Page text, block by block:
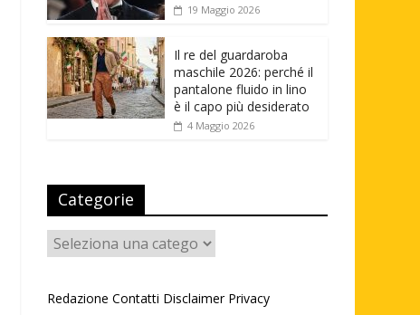
19 Maggio 2026
Il re del guardaroba
maschile 2026: perché il
pantalone fluido in lino
è il capo più desiderato
4 Maggio 2026
Categorie
Categorie
Redazione Contatti Disclaimer Privacy